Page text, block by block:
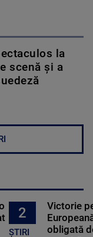
la
scenă și a
2
ȘTIRI
Victorie
obligată